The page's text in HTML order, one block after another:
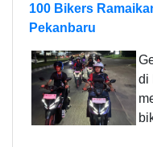
100 Bikers
Pekanbaru
di